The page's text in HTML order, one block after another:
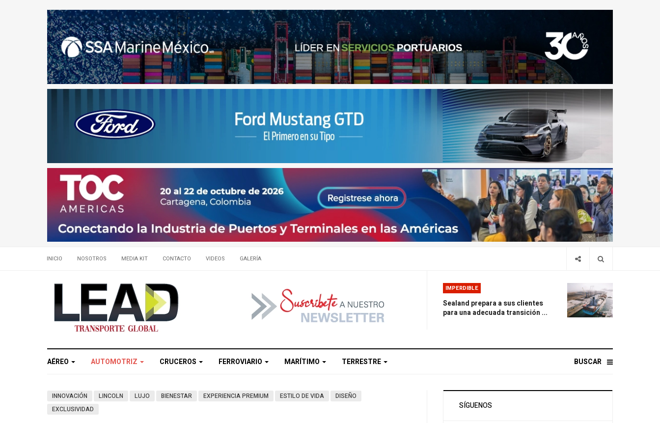
INICIO NOSOTROS MEDIA KIT CONTACTO VIDEOS GALERÍA
IMPERDIBLE
Sealand prepara a sus clientes
para una adecuada transición ...
AÉREO AUTOMOTRIZ CRUCEROS FERROVIARIO MARÍTIMO TERRESTRE BUSCAR
INNOVACIÓN LINCOLN LUJO BIENESTAR EXPERIENCIA PREMIUM ESTILO DE VIDA
DISEÑO
EXCLUSIVIDAD
SÍGUENOS